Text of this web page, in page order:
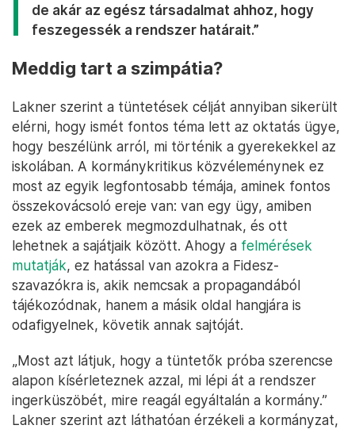
de akár az egész társadalmat ahhoz, hogy
feszegessék a rendszer határait.”
Meddig tart a szimpátia?
Lakner szerint a tüntetések célját annyiban sikerült
elérni, hogy ismét fontos téma lett az oktatás ügye,
hogy beszélünk arról, mi történik a gyerekekkel az
iskolában. A kormánykritikus közvéleménynek ez
most az egyik legfontosabb témája, aminek fontos
összekovácsoló ereje van: van egy ügy, amiben
ezek az emberek megmozdulhatnak, és ott
lehetnek a sajátjaik között. Ahogy a felmérések
mutatják, ez hatással van azokra a Fidesz-
szavazókra is, akik nemcsak a propagandából
tájékozódnak, hanem a másik oldal hangjára is
odafigyelnek, követik annak sajtóját.
„Most azt látjuk, hogy a tüntetők próba szerencse
alapon kísérleteznek azzal, mi lépi át a rendszer
ingerküszöbét, mire reagál egyáltalán a kormány.”
Lakner szerint azt láthatóan érzékeli a kormányzat,